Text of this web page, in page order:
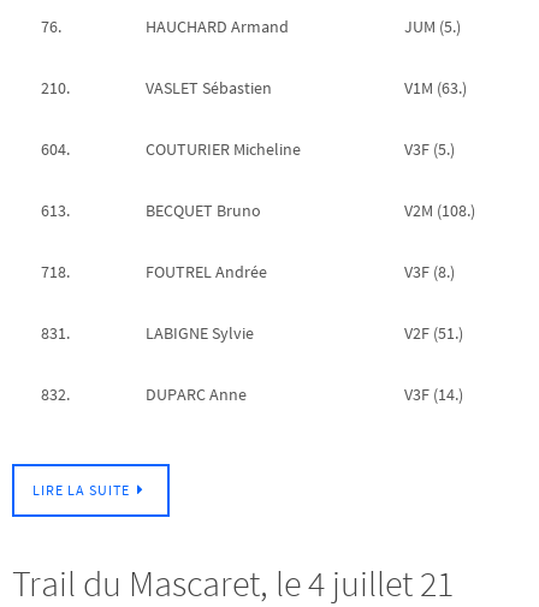
76. HAUCHARD Armand JUM (5.)
210. VASLET Sébastien V1M (63.)
604. COUTURIER Micheline V3F (5.)
613. BECQUET Bruno V2M (108.)
718. FOUTREL Andrée V3F (8.)
831. LABIGNE Sylvie V2F (51.)
832. DUPARC Anne V3F (14.)
LIRE LA SUITE
Trail du Mascaret, le 4 juillet 21